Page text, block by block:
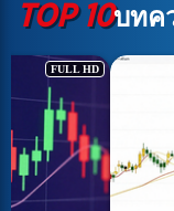
TOP 10บทค
FULL HD